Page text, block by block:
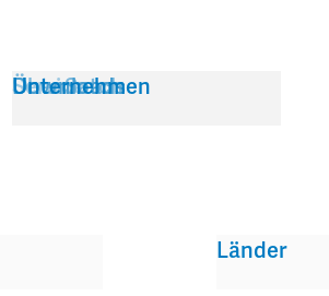
Service
Über Satch
Downloads
Unternehmen
Länder